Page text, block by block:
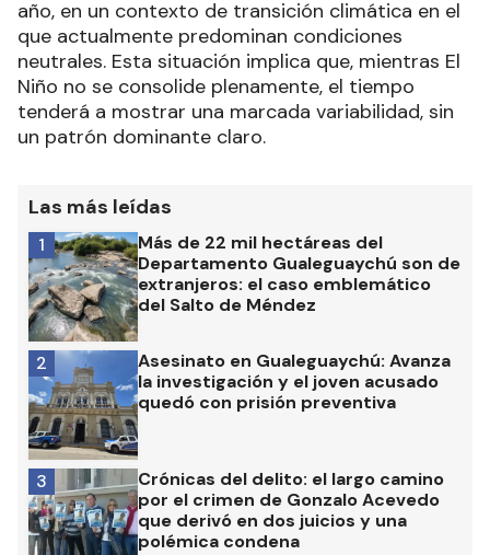
año, en un contexto de transición climática en el
que actualmente predominan condiciones
neutrales. Esta situación implica que, mientras El
Niño no se consolide plenamente, el tiempo
tenderá a mostrar una marcada variabilidad, sin
un patrón dominante claro.
Las más leídas
Más de 22 mil hectáreas del
Departamento Gualeguaychú son de
extranjeros: el caso emblemático
del Salto de Méndez
1
Asesinato en Gualeguaychú: Avanza
la investigación y el joven acusado
quedó con prisión preventiva
2
Crónicas del delito: el largo camino
por el crimen de Gonzalo Acevedo
que derivó en dos juicios y una
polémica condena
3